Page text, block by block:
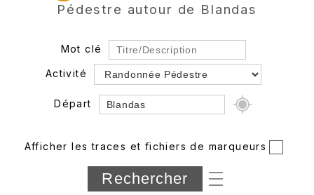
Pédestre autour de Blandas
Mot clé
Activité
Départ
Département
Longueur min/max
Afficher les traces et fichiers de marqueurs